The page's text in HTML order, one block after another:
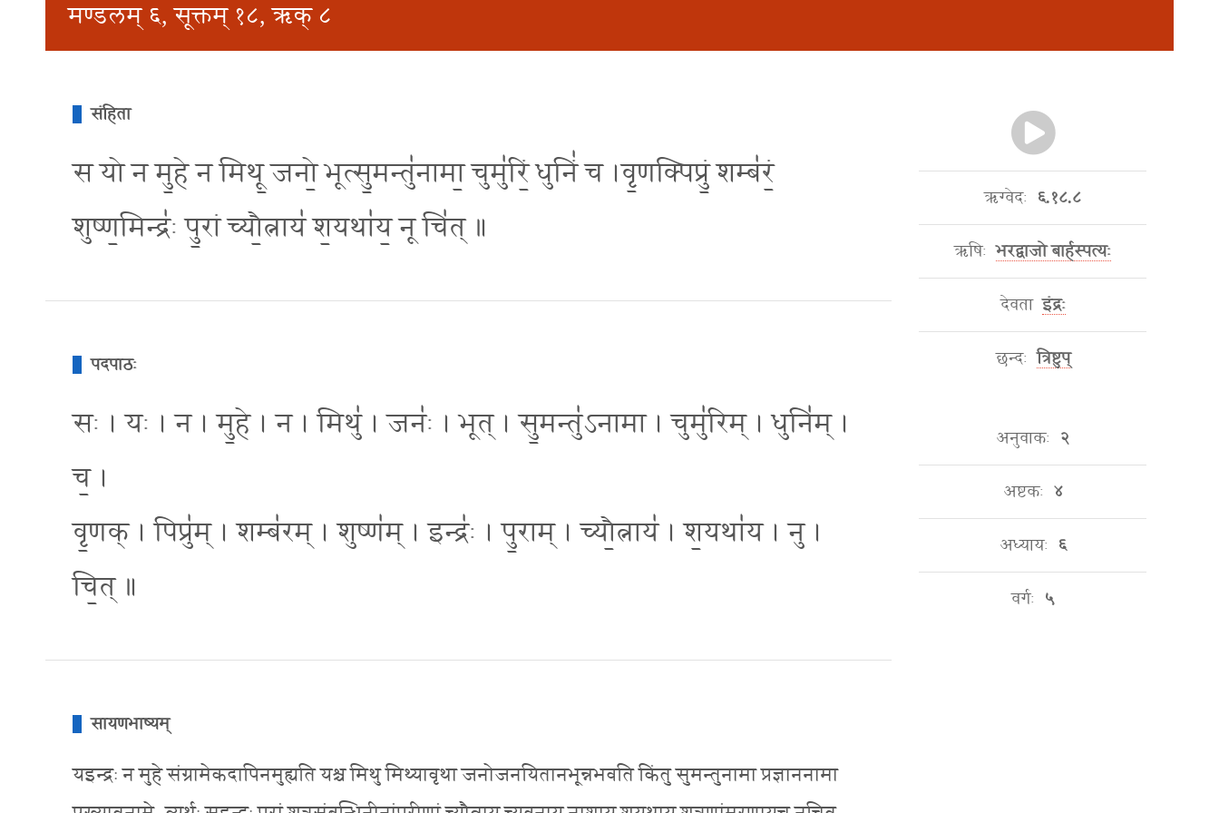
मण्डलम् ६, सूक्तम् १८, ऋक् ८
संहिता
स यो न मु॒हे न मिथू॒ जनो॒ भूत्सु॒मन्तु॑नामा॒ चुमु॑रिं॒ धुनिं॑ च ।वृ॒णक्पिप्रुं॒ शम्ब॑रं॒
शुष्ण॒मिन्द्र॑ः पु॒रां च्यौ॒त्नाय॑ श॒यथा॑य॒ नू चि॑त् ॥
पदपाठः
सः । यः । न । मु॒हे । न । मिथु॑ । जनः॑ । भूत् । सु॒मन्तु॑ऽनामा । चुमु॑रिम् । धुनि॑म् ।
च॒ ।
वृ॒णक् । पिप्रु॑म् । शम्ब॑रम् । शुष्ण॑म् । इन्द्रः॑ । पु॒राम् । च्यौ॒त्नाय॑ । श॒यथा॑य । नु ।
चि॒त् ॥
सायणभाष्यम्
यइन्द्रः न मुहे संग्रामेकदापिनमुह्यति यश्च मिथु मिथ्यावृथा जनोजनयितानभून्नभवति किंतु सुमन्तुनामा प्रज्ञाननामा
ऋग्वेदः ६.१८.८
ऋषिः भरद्वाजो बार्हस्पत्यः
देवता इंद्रः
छन्दः त्रिष्टुप्
अनुवाकः २
अष्टकः ४
अध्यायः ६
वर्गः ५